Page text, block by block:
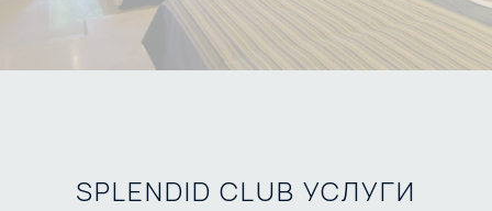
SPLENDID CLUB УСЛУГИ